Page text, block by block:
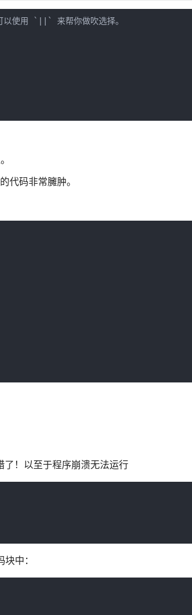
以使用 `||` 来帮你做吹选择。
代码非常臃肿。
！以至于程序崩溃无法运行
中：